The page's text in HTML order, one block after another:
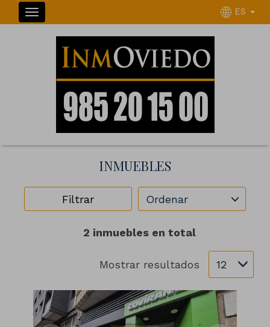
ES
INMUEBLES
Filtrar Ordenar
2 inmuebles en total
Mostrar resultados 12